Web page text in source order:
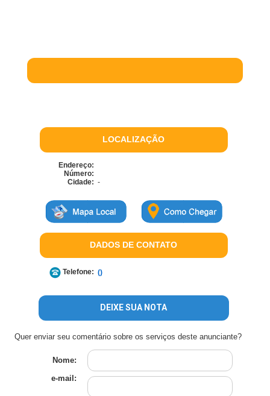
LOCALIZAÇÃO
Endereço:
Número:
Cidade: -
DADOS DE CONTATO
Telefone: ()
DEIXE SUA NOTA
Quer enviar seu comentário sobre os serviços deste anunciante?
Nome:
e-mail: